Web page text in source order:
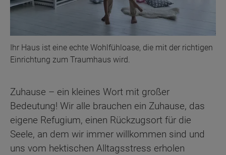
Ihr Haus ist eine echte Wohlfühloase, die mit der richtigen
Einrichtung zum Traumhaus wird.
Zuhause – ein kleines Wort mit großer
Bedeutung! Wir alle brauchen ein Zuhause, das
eigene Refugium, einen Rückzugsort für die
Seele, an dem wir immer willkommen sind und
uns vom hektischen Alltagsstress erholen